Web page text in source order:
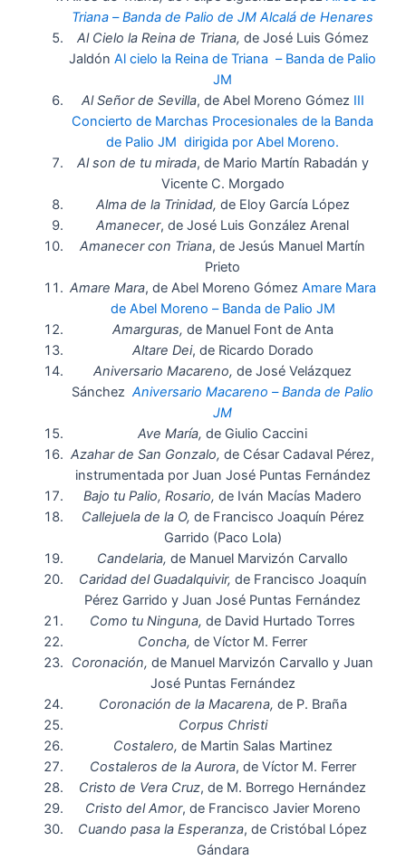
Triana – Banda de Palio de JM Alcalá de Henares
Al Cielo la Reina de Triana, de José Luis Gómez
JaldónAl cielo la Reina de Triana – Banda de Palio
JM
Al Señor de Sevilla, de Abel Moreno Gómez III
Concierto de Marchas Procesionales de la Banda
de Palio JM dirigida por Abel Moreno.
Al son de tu mirada, de Mario Martín Rabadán y
Vicente C. Morgado
Alma de la Trinidad, de Eloy García López
Amanecer, de José Luis González Arenal
Amanecer con Triana, de Jesús Manuel Martín
Prieto
Amare Mara, de Abel Moreno Gómez Amare Mara
de Abel Moreno – Banda de Palio JM
Amarguras, de Manuel Font de Anta
Altare Dei, de Ricardo Dorado
Aniversario Macareno, de José Velázquez
Sánchez Aniversario Macareno – Banda de Palio
JM
Ave María, de Giulio Caccini
Azahar de San Gonzalo, de César Cadaval Pérez,
instrumentada por Juan José Puntas Fernández
Bajo tu Palio, Rosario, de Iván Macías Madero
Callejuela de la O, de Francisco Joaquín Pérez
Garrido (Paco Lola)
Candelaria, de Manuel Marvizón Carvallo
Caridad del Guadalquivir, de Francisco Joaquín
Pérez Garrido y Juan José Puntas Fernández
Como tu Ninguna, de David Hurtado Torres
Concha, de Víctor M. Ferrer
Coronación, de Manuel Marvizón Carvallo y Juan
José Puntas Fernández
Coronación de la Macarena, de P. Braña
Corpus Christi
Costalero, de Martin Salas Martinez
Costaleros de la Aurora, de Víctor M. Ferrer
Cristo de Vera Cruz, de M. Borrego Hernández
Cristo del Amor, de Francisco Javier Moreno
Cuando pasa la Esperanza, de Cristóbal López
Gándara